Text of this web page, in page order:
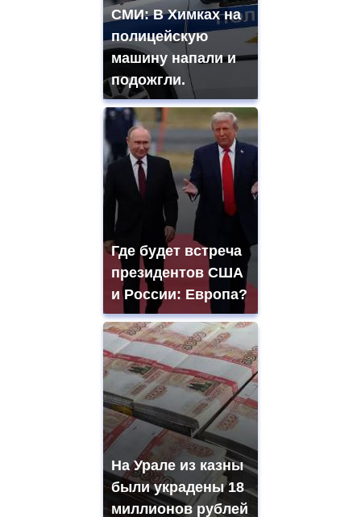
СМИ: В Химках на
полицейскую
машину напали и
подожгли.
Где будет встреча
президентов США
и России: Европа?
На Урале из казны
были украдены 18
миллионов рублей